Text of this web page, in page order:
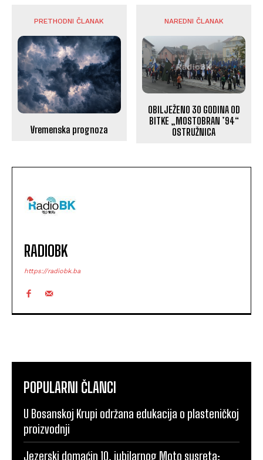
PRETHODNI ČLANAK
Vremenska prognoza
NAREDNI ČLANAK
OBILJEŽENO 30 GODINA OD
BITKE „MOSTOBRAN ’94“
OSTRUŽNICA
RADIOBK
https://radiobk.ba
POPULARNI ČLANCI
U Bosanskoj Krupi održana edukacija o plasteničkoj
proizvodnji
Jezerski domaćin 10. jubilarnog Moto susreta: